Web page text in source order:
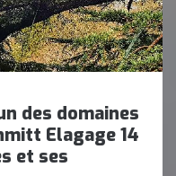
des domaines
Elagage 14
et ses